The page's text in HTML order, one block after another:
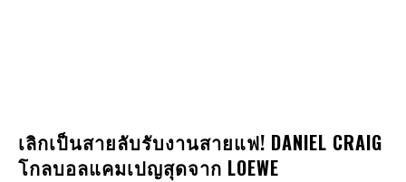
เลิกเป็นสายลับรับงานสายแฟ! DANIEL CRAIG
โกลบอลแคมเปญสุดจาก LOEWE